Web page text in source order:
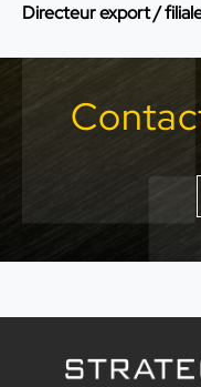
Directeur export /